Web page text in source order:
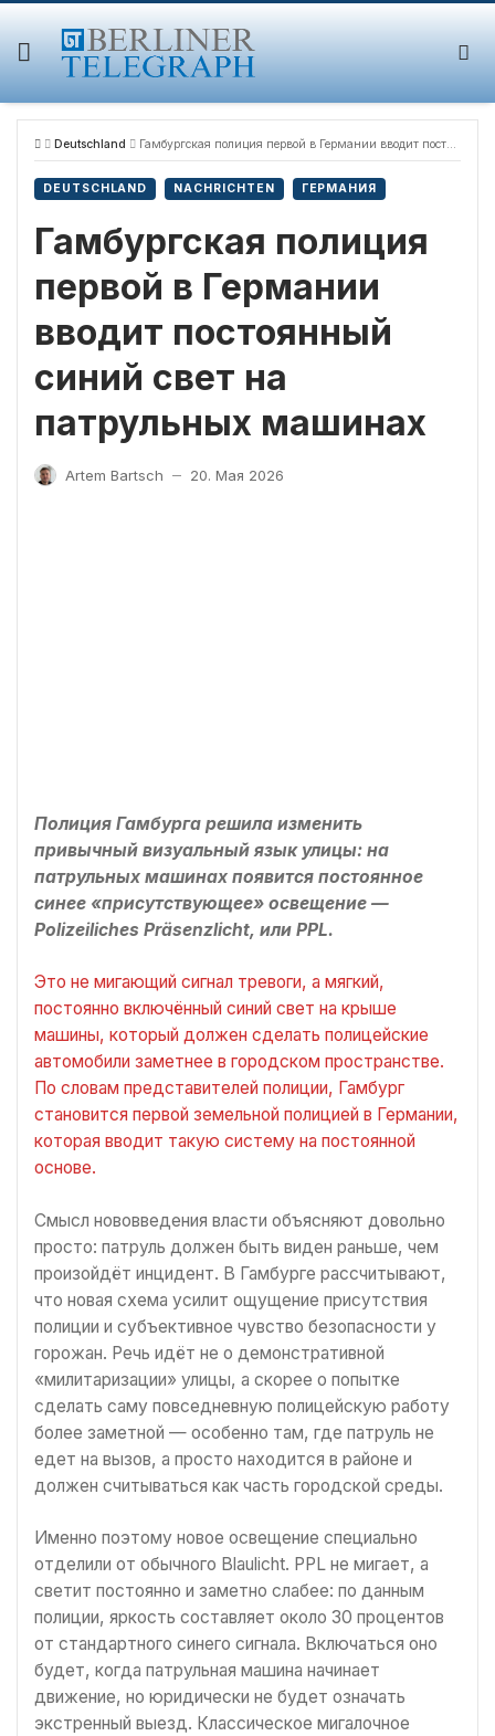
Skip
content
Deutschland Гамбургская полиция первой в Германии вводит постоянный синий свет на патрульных машинах
DEUTSCHLAND NACHRICHTEN ГЕРМАНИЯ
Гамбургская полиция
первой в Германии
вводит постоянный
синий свет на
патрульных машинах
Artem Bartsch — 20. Мая 2026
Полиция Гамбурга решила изменить
привычный визуальный язык улицы: на
патрульных машинах появится постоянное
синее «присутствующее» освещение —
Polizeiliches Präsenzlicht, или PPL.
Это не мигающий сигнал тревоги, а мягкий,
постоянно включённый синий свет на крыше
машины, который должен сделать полицейские
автомобили заметнее в городском пространстве.
По словам представителей полиции, Гамбург
становится первой земельной полицией в Германии,
которая вводит такую систему на постоянной
основе.
Смысл нововведения власти объясняют довольно
просто: патруль должен быть виден раньше, чем
произойдёт инцидент. В Гамбурге рассчитывают,
что новая схема усилит ощущение присутствия
полиции и субъективное чувство безопасности у
горожан. Речь идёт не о демонстративной
«милитаризации» улицы, а скорее о попытке
сделать саму повседневную полицейскую работу
более заметной — особенно там, где патруль не
едет на вызов, а просто находится в районе и
должен считываться как часть городской среды.
Именно поэтому новое освещение специально
отделили от обычного Blaulicht. PPL не мигает, а
светит постоянно и заметно слабее: по данным
полиции, яркость составляет около 30 процентов
от стандартного синего сигнала. Включаться оно
будет, когда патрульная машина начинает
движение, но юридически не будет означать
экстренный выезд. Классическое мигалочное